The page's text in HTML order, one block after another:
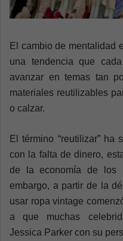
El cambio de mentalidad
una tendencia que
avanzar en temas tan
materiales reutilizables
o calzar.
El término “reutilizar” ha
con la falta de dinero,
de la economía de los
embargo, a partir de la
usar ropa vintage
a que muchas
Jessica Parker con su